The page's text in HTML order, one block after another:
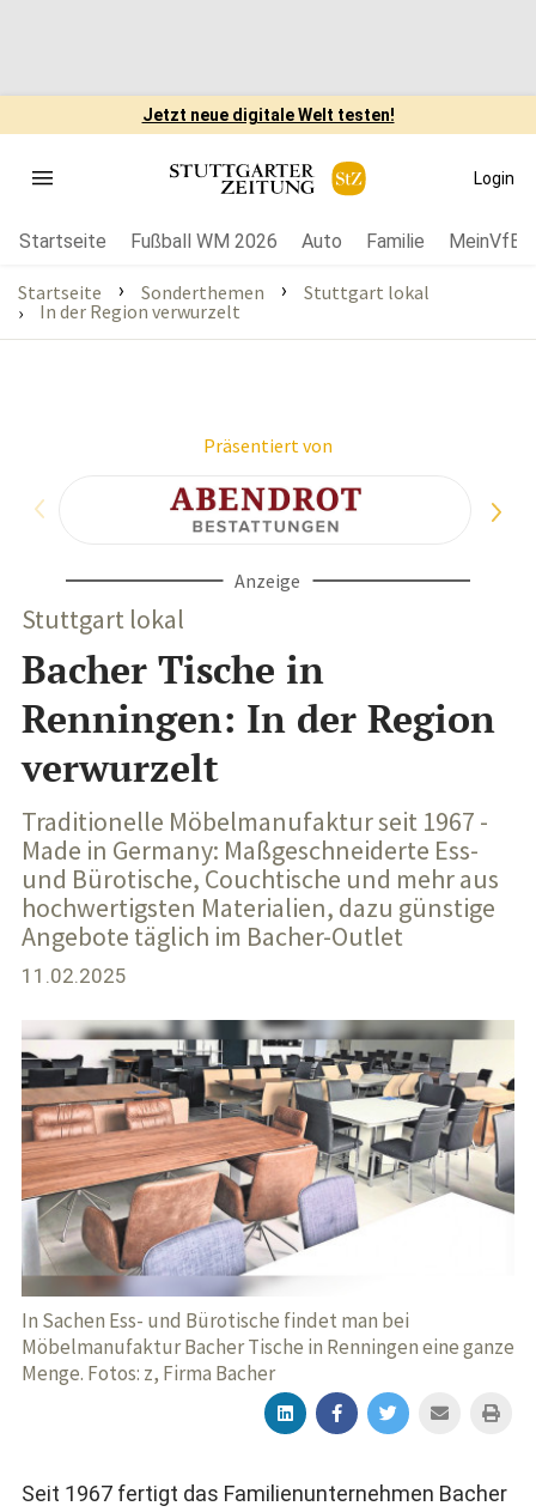
Jetzt neue digitale Welt testen!
Login
Startseite Fußball WM 2026 Auto Familie MeinVfB
Startseite › Sonderthemen ›
Stuttgart lokal
›
In der Region verwurzelt
Präsentiert von
Anzeige
Stuttgart lokal
Bacher Tische in
Renningen: In der Region
verwurzelt
Traditionelle Möbelmanufaktur seit 1967 -
Made in Germany: Maßgeschneiderte Ess-
und Bürotische, Couchtische und mehr aus
hochwertigsten Materialien, dazu günstige
Angebote täglich im Bacher-Outlet
11.02.2025
In Sachen Ess- und Bürotische findet man bei
Möbelmanufaktur Bacher Tische in Renningen eine ganze
Menge. Fotos: z, Firma Bacher
Seit 1967 fertigt das Familienunternehmen Bacher